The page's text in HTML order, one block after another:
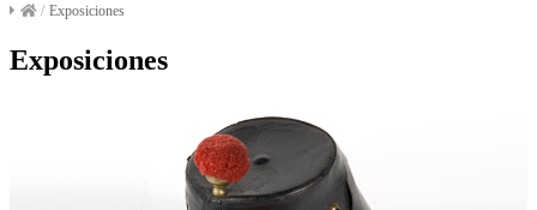
/ Exposiciones
Exposiciones